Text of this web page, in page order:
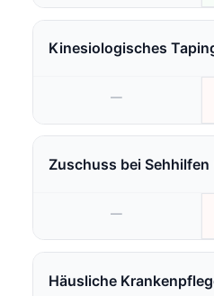
Kinesiologisches
—
Zuschuss bei Sehhilfen
—
Häusliche